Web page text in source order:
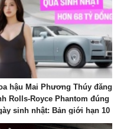
hậu Mai Phương Thúy đăng
Rolls-Royce Phantom đúng
sinh nhật: Bản giới hạn 10
toàn cầu, giá quy đổi gần